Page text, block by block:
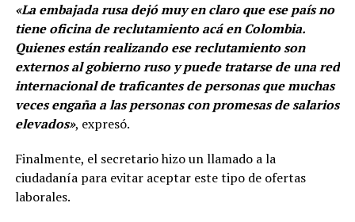
«La embajada rusa dejó muy en claro que ese país no
tiene oficina de reclutamiento acá en Colombia.
Quienes están realizando ese reclutamiento son
externos al gobierno ruso y puede tratarse de una red
internacional de traficantes de personas que muchas
veces engaña a las personas con promesas de salarios
elevados», expresó.
Finalmente, el secretario hizo un llamado a la
ciudadanía para evitar aceptar este tipo de ofertas
laborales.